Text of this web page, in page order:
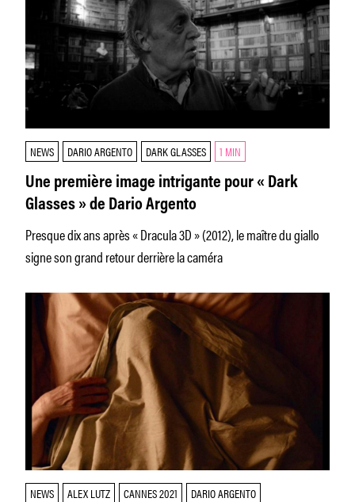
NEWS DARIO ARGENTO DARK GLASSES 1 MIN
Une première image intrigante pour « Dark
Glasses » de Dario Argento
Presque dix ans après « Dracula 3D » (2012), le maître du giallo
signe son grand retour derrière la caméra
NEWS ALEX LUTZ CANNES 2021
DARIO ARGENTO